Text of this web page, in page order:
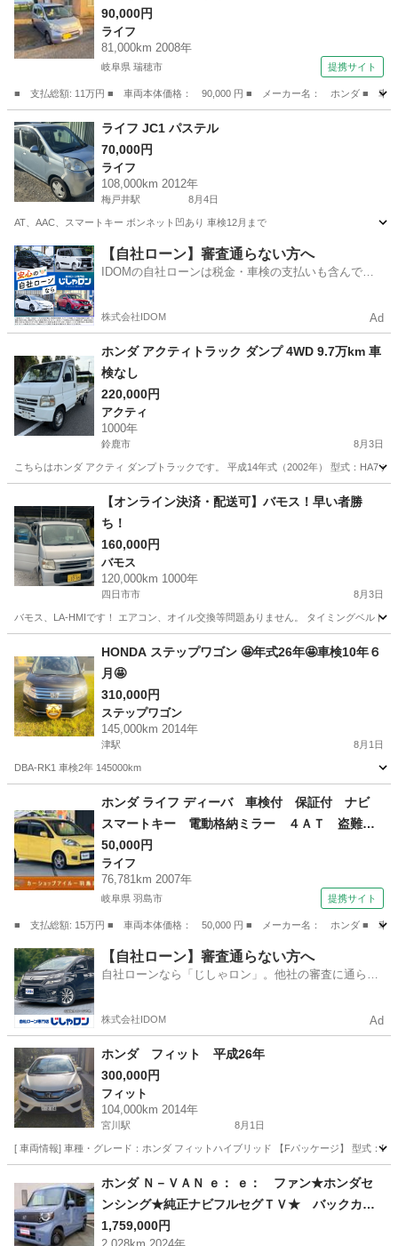
ンドウ・パワーミラー （検9.4）
90,000円
ライフ
81,000km 2008年
岐阜県 瑞穂市 提携サイト
■ 支払総額: 11万円 ■ 車両本体価格： 90,000 円 ■ メーカー名： ホンダ ■ 車種
岐阜 瑞穂市 ライフ
ライフ JC1 パステル
70,000円
ライフ
108,000km 2012年
梅戸井駅 8月4日
AT、AAC、スマートキー ボンネット凹あり 車検12月まで
三重 三重郡 梅戸井駅 ライフ
【自社ローン】審査通らない方へ
IDOMの自社ローンは税金・車検の支払いも含んでい
株式会社IDOM Ad
ホンダ アクティトラック ダンプ 4WD 9.7万km 車
検なし
220,000円
アクティ
1000年
鈴鹿市 8月3日
こちらはホンダ アクティ ダンプトラックです。 平成14年式（2002年） 型式：HA7
アクティ
【オンライン決済・配送可】バモス！早い者勝
ち！
160,000円
バモス
120,000km 1000年
四日市市 8月3日
バモス、LA-HMIです！ エアコン、オイル交換等問題ありません。 タイミングベルト
HONDA ステップワゴン 🤩年式26年🤩車検10年６
月🤩
310,000円
ステップワゴン
145,000km 2014年
津駅 8月1日
DBA-RK1 車検2年 145000km
津駅 ステップワゴン
ホンダ ライフ ディーバ 車検付 保証付 ナビ
スマートキー 電動格納ミラー ４ＡＴ 盗難防
止システム ＡＢＳ ＣＤ アルミホイール 衝
突安全ボディ エアコン パワーステアリング
パワーウィンドウ （車検整備付）
50,000円
ライフ
76,781km 2007年
岐阜県 羽島市 提携サイト
■ 支払総額: 15万円 ■ 車両本体価格： 50,000 円 ■ メーカー名： ホンダ ■
岐阜 羽島市 ライフ
【自社ローン】審査通らない方へ
自社ローンなら「じしゃロン」。他社の審査に通らな
株式会社IDOM Ad
ホンダ フィット 平成26年
300,000円
フィット
104,000km 2014年
宮川駅 8月1日
[ 車両情報] 車種・グレード：ホンダ フィットハイブリッド 【Fパッケージ】 型式：
宮川駅 フィット
ホンダ Ｎ－ＶＡＮ ｅ： ｅ： ファン★ホンダセ
ンシング★純正ナビフルセグＴＶ★ バックカメ
ラ★ＬＥＤヘッドライト★両側スライドドア★レ
1,759,000円